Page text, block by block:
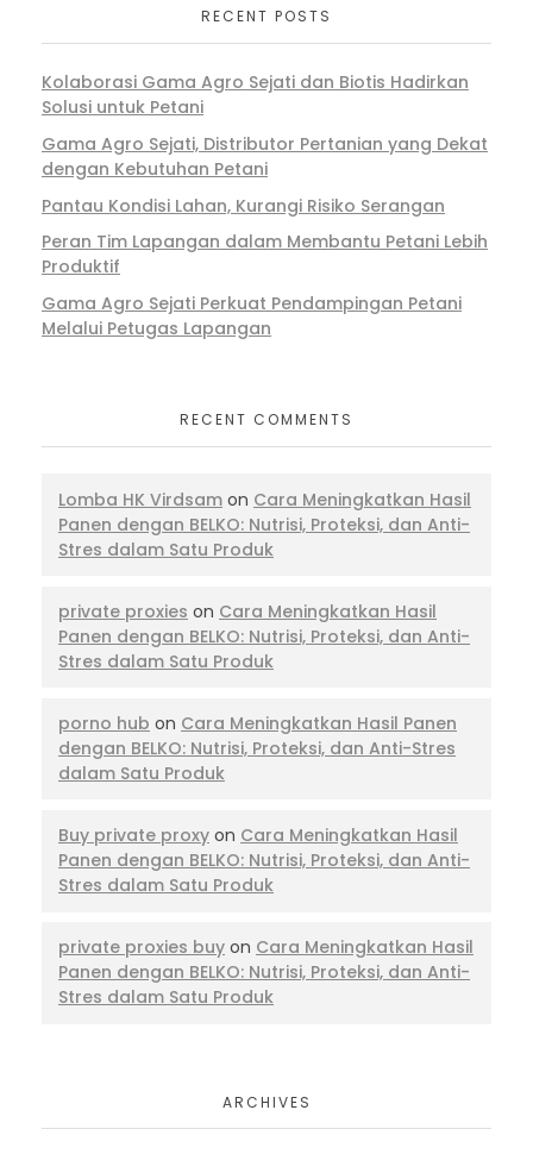
RECENT POSTS
Kolaborasi Gama Agro Sejati dan Biotis Hadirkan
Solusi untuk Petani
Gama Agro Sejati, Distributor Pertanian yang Dekat
dengan Kebutuhan Petani
Pantau Kondisi Lahan, Kurangi Risiko Serangan
Peran Tim Lapangan dalam Membantu Petani Lebih
Produktif
Gama Agro Sejati Perkuat Pendampingan Petani
Melalui Petugas Lapangan
RECENT COMMENTS
Lomba HK Virdsam on Cara Meningkatkan Hasil
Panen dengan BELKO: Nutrisi, Proteksi, dan Anti-
Stres dalam Satu Produk
private proxies on Cara Meningkatkan Hasil
Panen dengan BELKO: Nutrisi, Proteksi, dan Anti-
Stres dalam Satu Produk
porno hub on Cara Meningkatkan Hasil Panen
dengan BELKO: Nutrisi, Proteksi, dan Anti-Stres
dalam Satu Produk
Buy private proxy on Cara Meningkatkan Hasil
Panen dengan BELKO: Nutrisi, Proteksi, dan Anti-
Stres dalam Satu Produk
private proxies buy on Cara Meningkatkan Hasil
Panen dengan BELKO: Nutrisi, Proteksi, dan Anti-
Stres dalam Satu Produk
ARCHIVES